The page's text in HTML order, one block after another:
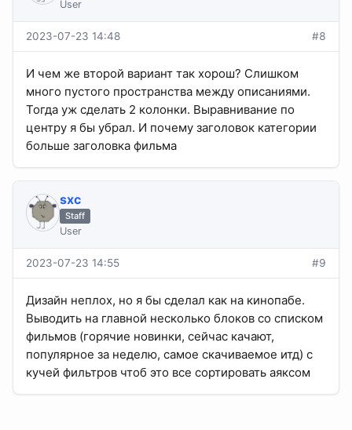
User
2023-07-23 14:48 #8
И чем же второй вариант так хорош? Слишком
много пустого пространства между описаниями.
Тогда уж сделать 2 колонки. Выравнивание по
центру я бы убрал. И почему заголовок категории
больше заголовка фильма
sхс
Staff
User
2023-07-23 14:55 #9
Дизайн неплох, но я бы сделал как на кинопабе.
Выводить на главной несколько блоков со списком
фильмов (горячие новинки, сейчас качают,
популярное за неделю, самое скачиваемое итд) с
кучей фильтров чтоб это все сортировать аяксом